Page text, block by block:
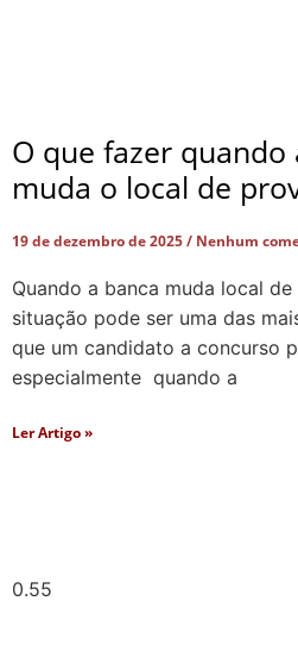
O que fazer quando
muda o local de
19 de dezembro de 2025 Nenhum
Quando a banca muda local de
situação pode ser uma das
que um candidato a concurso
especialmente quando a
Ler Artigo »